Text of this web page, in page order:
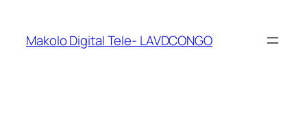
Makolo Digital Tele- LAVDCONGO